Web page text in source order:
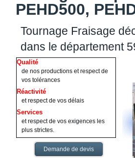
PEHD500,
Tournage Fraisage
dans le département
Qualité
de nos productions et respect de
vos tolérances
Réactivité
et respect de vos délais
Services
et respect de vos exigences les
plus strictes.
Demande de devis